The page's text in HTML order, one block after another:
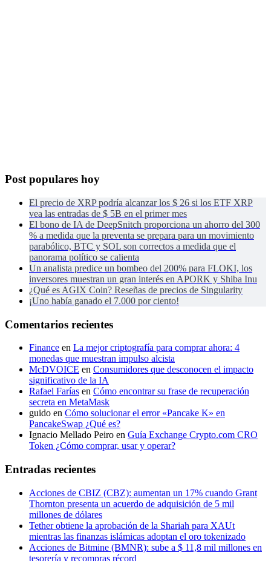
Post populares hoy
El precio de XRP podría alcanzar los $ 26 si los ETF XRP
vea las entradas de $ 5B en el primer mes
El bono de IA de DeepSnitch proporciona un ahorro del 300
% a medida que la preventa se prepara para un movimiento
parabólico, BTC y SOL son correctos a medida que el
panorama político se calienta
Un analista predice un bombeo del 200% para FLOKI, los
inversores muestran un gran interés en APORK y Shiba Inu
¿Qué es AGIX Coin? Reseñas de precios de Singularity
¡Uno había ganado el 7.000 por ciento!
Comentarios recientes
Finance en La mejor criptografía para comprar ahora: 4
monedas que muestran impulso alcista
McDVOICE en Consumidores que desconocen el impacto
significativo de la IA
Rafael Farías en Cómo encontrar su frase de recuperación
secreta en MetaMask
guido en Cómo solucionar el error «Pancake K» en
PancakeSwap ¿Qué es?
Ignacio Mellado Peiro en Guía Exchange Crypto.com CRO
Token ¿Cómo comprar, usar y operar?
Entradas recientes
Acciones de CBIZ (CBZ): aumentan un 17% cuando Grant
Thornton presenta un acuerdo de adquisición de 5 mil
millones de dólares
Tether obtiene la aprobación de la Shariah para XAUt
mientras las finanzas islámicas adoptan el oro tokenizado
Acciones de Bitmine (BMNR): sube a $ 11,8 mil millones en
tesorería y recompras récord